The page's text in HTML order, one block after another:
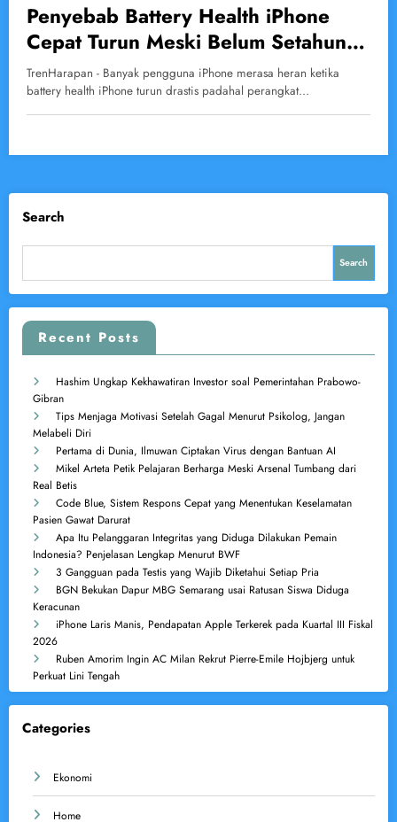
Penyebab Battery Health iPhone
Cepat Turun Meski Belum Setahun
Digunakan
TrenHarapan - Banyak pengguna iPhone merasa heran ketika
battery health iPhone turun drastis padahal perangkat…
Search
Search
Recent Posts
Hashim Ungkap Kekhawatiran Investor soal Pemerintahan Prabowo-
Gibran
Tips Menjaga Motivasi Setelah Gagal Menurut Psikolog, Jangan
Melabeli Diri
Pertama di Dunia, Ilmuwan Ciptakan Virus dengan Bantuan AI
Mikel Arteta Petik Pelajaran Berharga Meski Arsenal Tumbang dari
Real Betis
Code Blue, Sistem Respons Cepat yang Menentukan Keselamatan
Pasien Gawat Darurat
Apa Itu Pelanggaran Integritas yang Diduga Dilakukan Pemain
Indonesia? Penjelasan Lengkap Menurut BWF
3 Gangguan pada Testis yang Wajib Diketahui Setiap Pria
BGN Bekukan Dapur MBG Semarang usai Ratusan Siswa Diduga
Keracunan
iPhone Laris Manis, Pendapatan Apple Terkerek pada Kuartal III Fiskal
2026
Ruben Amorim Ingin AC Milan Rekrut Pierre-Emile Hojbjerg untuk
Perkuat Lini Tengah
Categories
Ekonomi
Home